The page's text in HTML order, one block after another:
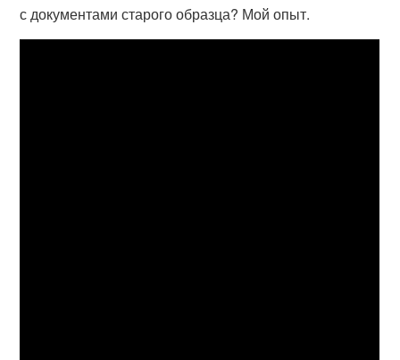
с документами старого образца? Мой опыт.